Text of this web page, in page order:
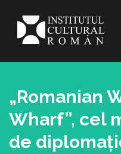
„Romanian
Wharf”, cel
de